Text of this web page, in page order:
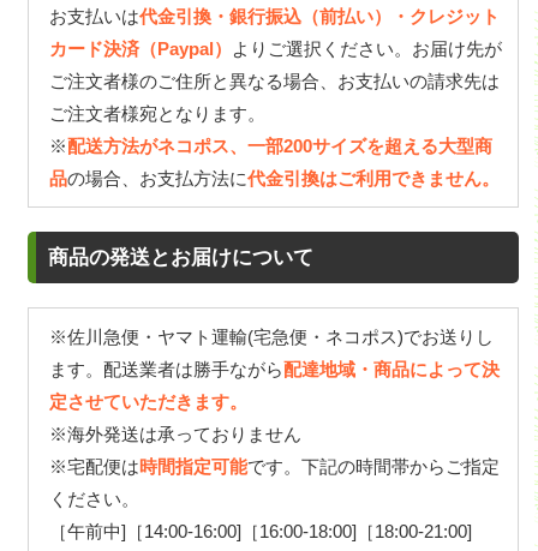
お支払いは代金引換・銀行振込（前払い）・クレジット
カード決済（Paypal）
よりご選択ください。お届け先が
ご注文者様のご住所と異なる場合、お支払いの請求先は
ご注文者様宛となります。
※配送方法がネコポス、一部200サイズを超える大型商
品の場合、お支払方法に代金引換はご利用できません。
商品の発送とお届けについて
※佐川急便・ヤマト運輸(宅急便・ネコポス)でお送りし
ます。配送業者は勝手ながら配達地域・商品によって決
定させていただきます。
※海外発送は承っておりません
※宅配便は時間指定可能です。下記の時間帯からご指定
ください。
［午前中]［14:00-16:00]［16:00-18:00]［18:00-21:00]